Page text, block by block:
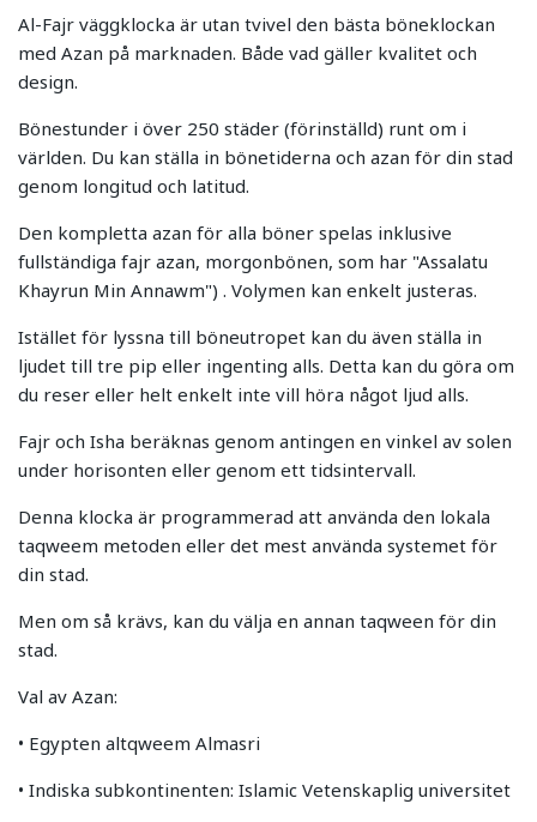
Al-Fajr väggklocka är utan tvivel den bästa böneklockan
med Azan på marknaden. Både vad gäller kvalitet och
design.
Bönestunder i över 250 städer (förinställd) runt om i
världen. Du kan ställa in bönetiderna och azan för din stad
genom longitud och latitud.
Den kompletta azan för alla böner spelas inklusive
fullständiga fajr azan, morgonbönen, som har "Assalatu
Khayrun Min Annawm") . Volymen kan enkelt justeras.
Istället för lyssna till böneutropet kan du även ställa in
ljudet till tre pip eller ingenting alls. Detta kan du göra om
du reser eller helt enkelt inte vill höra något ljud alls.
Fajr och Isha beräknas genom antingen en vinkel av solen
under horisonten eller genom ett tidsintervall.
Denna klocka är programmerad att använda den lokala
taqweem metoden eller det mest använda systemet för
din stad.
Men om så krävs, kan du välja en annan taqween för din
stad.
Val av Azan:
• Egypten altqweem Almasri
• Indiska subkontinenten: Islamic Vetenskaplig universitet